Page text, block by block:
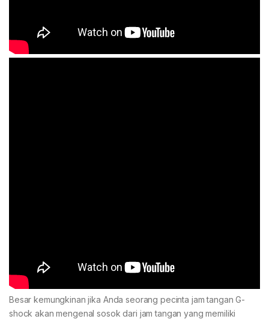
Besar kemungkinan jika Anda seorang pecinta jam tangan G-
shock akan mengenal sosok dari jam tangan yang memiliki